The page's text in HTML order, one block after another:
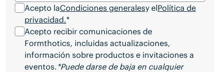
Acepto laCondiciones generalesy elPolítica de
privacidad.*
Acepto recibir comunicaciones de
Formthotics, incluidas actualizaciones,
información sobre productos e invitaciones a
eventos. *Puede darse de baja en cualquier